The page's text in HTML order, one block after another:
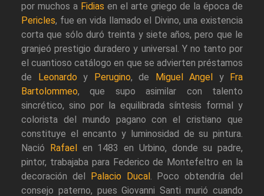
por muchos a Fidias en el arte griego de la época de
Pericles, fue en vida llamado el Divino, una existencia
corta que sólo duró treinta y siete años, pero que le
granjeó prestigio duradero y universal. Y no tanto por
el cuantioso catálogo en que se advierten préstamos
de
Leonardo y Perugino, de Miguel Angel y
Fra
Bartolommeo, que supo asimilar con talento
sincrético, sino por la equilibrada síntesis formal y
colorista del mundo pagano con el cristiano que
constituye el encanto y luminosidad de su pintura.
Nació
Rafael
en 1483 en Urbino, donde su padre,
pintor, trabajaba para Federico de Montefeltro en la
decoración del
Palacio Ducal . Poco obtendría del
consejo paterno, pues Giovanni Santi murió cuando